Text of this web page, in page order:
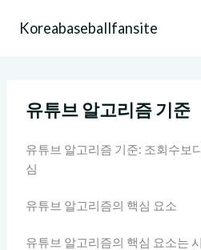
Koreabaseballfansite
유튜브 알고리즘 기준
유튜브 알고리즘 기준: 조회수보
심
유튜브 알고리즘의 핵심 요소
유튜브 알고리즘의 핵심 요소는